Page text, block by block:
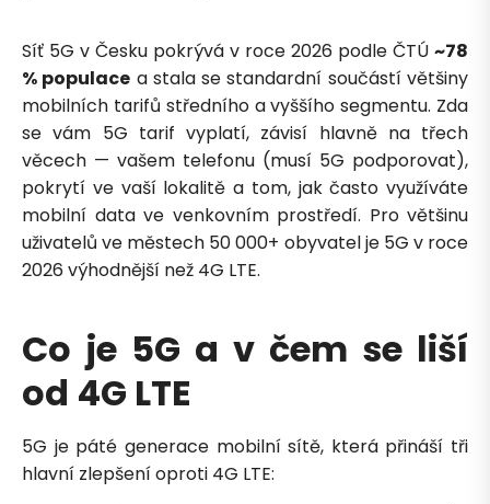
Síť 5G v Česku pokrývá v roce 2026 podle ČTÚ ~78
% populace a stala se standardní součástí většiny
mobilních tarifů středního a vyššího segmentu. Zda
se vám 5G tarif vyplatí, závisí hlavně na třech
věcech — vašem telefonu (musí 5G podporovat),
pokrytí ve vaší lokalitě a tom, jak často využíváte
mobilní data ve venkovním prostředí. Pro většinu
uživatelů ve městech 50 000+ obyvatel je 5G v roce
2026 výhodnější než 4G LTE.
Co je 5G a v čem se liší
od 4G LTE
5G je páté generace mobilní sítě, která přináší tři
hlavní zlepšení oproti 4G LTE: